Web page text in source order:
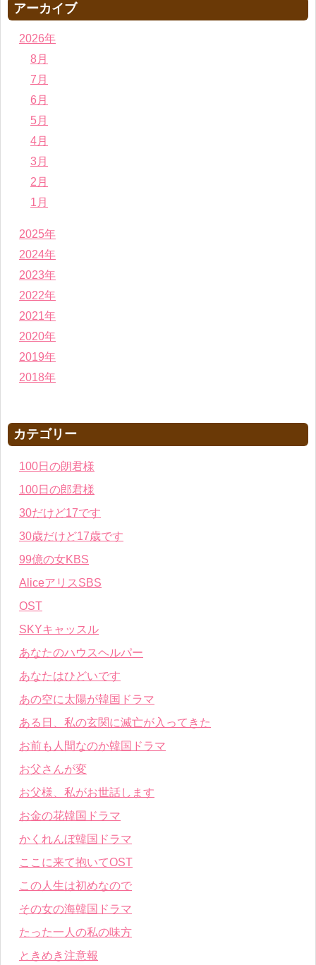
アーカイブ
2026年
8月
7月
6月
5月
4月
3月
2月
1月
2025年
2024年
2023年
2022年
2021年
2020年
2019年
2018年
カテゴリー
100日の朗君様
100日の郎君様
30だけど17です
30歳だけど17歳です
99億の女KBS
AliceアリスSBS
OST
SKYキャッスル
あなたのハウスヘルパー
あなたはひどいです
あの空に太陽が韓国ドラマ
ある日、私の玄関に滅亡が入ってきた
お前も人間なのか韓国ドラマ
お父さんが変
お父様、私がお世話します
お金の花韓国ドラマ
かくれんぼ韓国ドラマ
ここに来て抱いてOST
この人生は初めなので
その女の海韓国ドラマ
たった一人の私の味方
ときめき注意報